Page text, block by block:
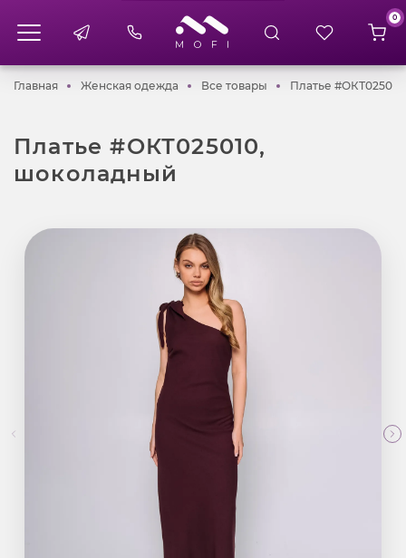
0
ГлавнаяГлавнаяЖенская одежда Женская одежда
Все товары Все товары
Платье
Платье #ОКТ025010,
шоколадный